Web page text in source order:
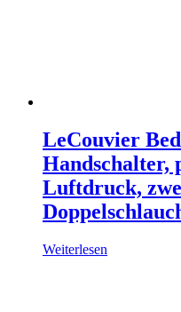
LeCouvier
Handschalter,
Luftdruck,
Weiterlesen